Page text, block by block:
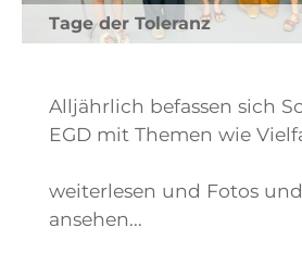
Tage der Toleranz
Alljährlich befassen sich
EGD mit Themen wie
weiterlesen und Fotos
ansehen...